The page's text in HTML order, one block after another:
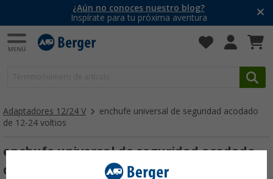
¿Aún no conoces nuestro blog?
Inspírate para tu próxima aventura
Adaptadores 12/24 V
enchufe universal de seguridad acodado
de 12-24 voltios
enchufe universal de seguridad acodado
de 12-24 V